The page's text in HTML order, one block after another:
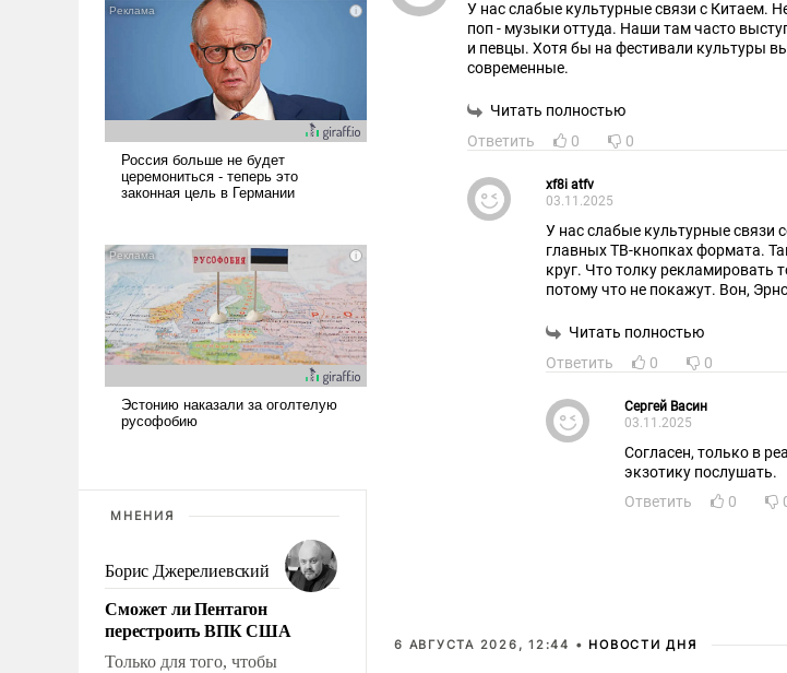
МНЕНИЯ
Борис Джерелиевский
Сможет ли Пентагон
перестроить ВПК США
Только для того, чтобы
У нас слабые культурные связи с Китаем.
поп - музыки оттуда. Наши там часто
и певцы. Хотя бы на фестивали культуры
современные.
Читать полностью
Ответить
0 0
xf8i atfv
03.11.2025
У нас слабые культурные связи
главных ТВ-кнопках формата.
круг. Что толку рекламировать
потому что не покажут. Вон,
бывает.
рока, и зарубежные веяния.
Читать полностью
Ответить
0 0
Сергей Васин
03.11.2025
Согласен, только в
экзотику послушать.
Ответить
0
6 АВГУСТА 2026, 12:44 • НОВОСТИ ДНЯ